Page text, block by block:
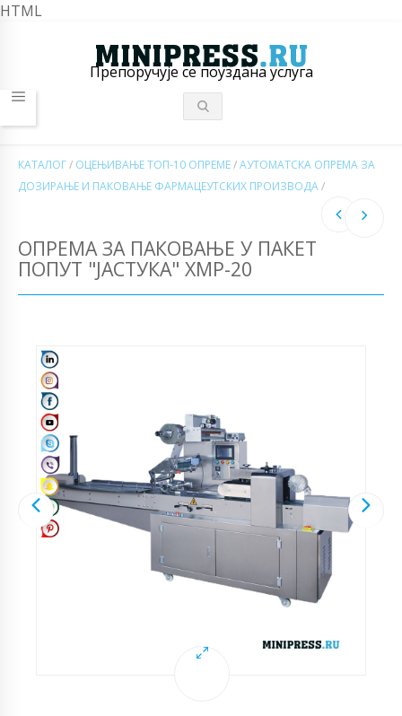
HTML
Препоручује се поуздана услуга
КАТАЛОГ/ ОЦЕЊИВАЊЕ ТОП-10 ОПРЕМЕ/АУТОМАТСКА ОПРЕМА ЗА
ДОЗИРАЊЕ И ПАКОВАЊЕ ФАРМАЦЕУТСКИХ ПРОИЗВОДА/
ОПРЕМА ЗА ПАКОВАЊЕ У ПАКЕТ
ПОПУТ "ЈАСТУКА" ХМР-20